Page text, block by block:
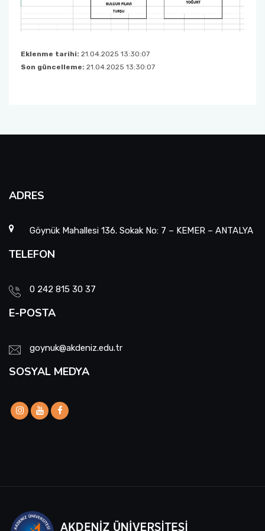
Eklenme tarihi: 21.04.2025 13:30:07
Son güncelleme: 21.04.2025 13:30:07
ADRES
Göynük Mahallesi 136. Sokak No: 7 – KEMER – ANTALYA
TELEFON
0 242 815 30 37
E-POSTA
goynuk@akdeniz.edu.tr
SOSYAL MEDYA
Öğrenci Memnuniyet Anketi
Sınav Kuralları
Uygulama ve Ödev Değerlendirme Kriterleri